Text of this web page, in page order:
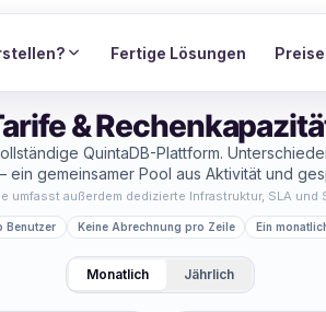
Fertige Lösungen Preise
&
QuintaDB-Plattform.
gemeinsamer Pool aus Aktivität und
umfasst außerdem dedizierte Infrastruktur, SLA und
Benutzer Keine Abrechnung pro Zeile Ein
Monatlich Jährlich